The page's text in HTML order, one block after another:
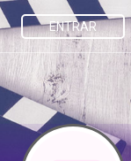
ENTRAR